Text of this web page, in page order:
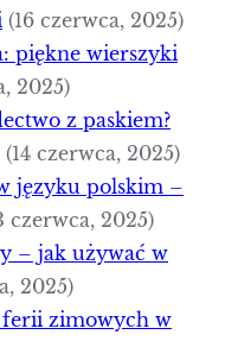
(16 czerwca, 2025)
piękne wierszyki
2025)
z paskiem?
(14 czerwca, 2025)
języku polskim –
czerwca, 2025)
– jak używać w
2025)
zimowych w